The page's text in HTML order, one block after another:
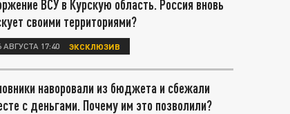
ВСУ в Курскую область. Россия вновь
своими территориями?
АВГУСТА 17:40 ЭКСКЛЮЗИВ
наворовали из бюджета и сбежали
с деньгами. Почему им это позволили?